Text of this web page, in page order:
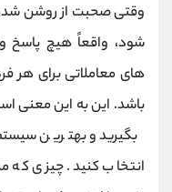
وقتی صحبت از روشن
شود، واقعاً هیچ پاسخ
های معاملاتی برای هر
باشد. این به این معنی
بگیرید و بهترین
انتخاب کنید. چیزی